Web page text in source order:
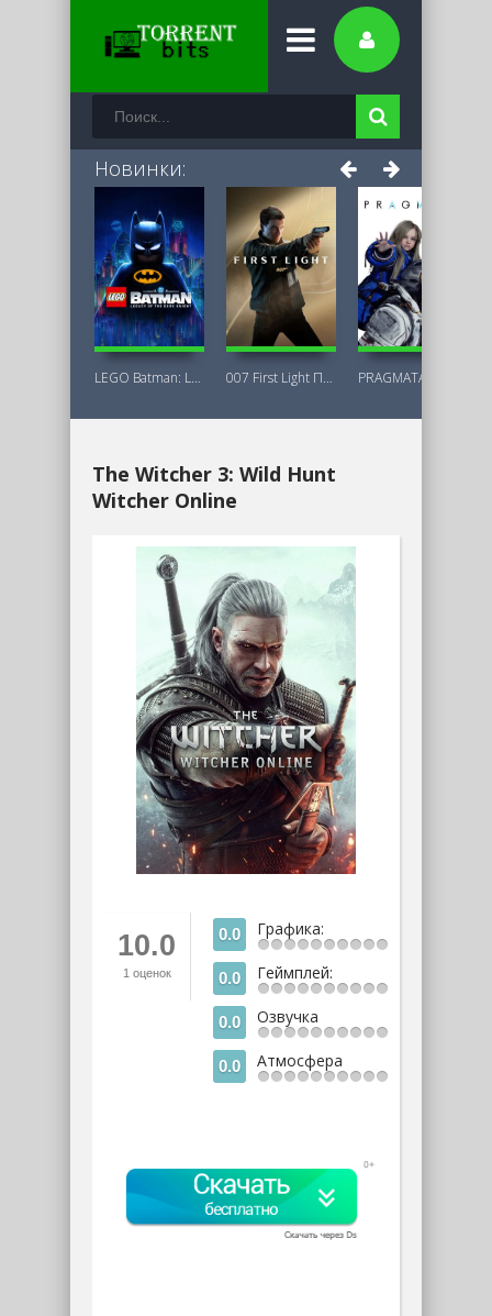
Новинки:
LEGO Batman: Legacy of the Dark Knight 007 First Light Последняя Версия
The Witcher 3: Wild Hunt
Witcher Online
10.0
1 оценок
0.0 Графика:
0.0 Геймплей:
0.0 Озвучка
0.0 Атмосфера